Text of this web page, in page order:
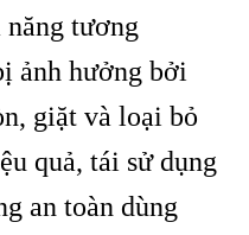
năng tương
ảnh hưởng bởi
giặt và loại bỏ
quả, tái sử dụng
an toàn dùng